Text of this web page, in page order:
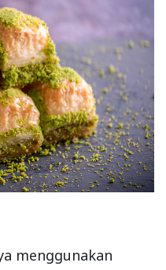
menggunakan